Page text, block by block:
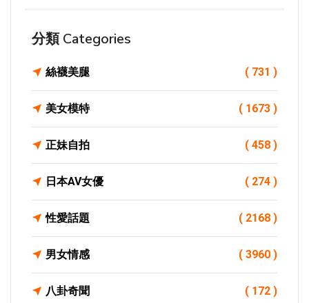
分類 Categories
絲襪美腿 ( 731 )
美女模特 ( 1673 )
正妹自拍 ( 458 )
日本AV女優 ( 274 )
性愛話題 ( 2168 )
男女情感 ( 3960 )
八卦奇聞 ( 172 )